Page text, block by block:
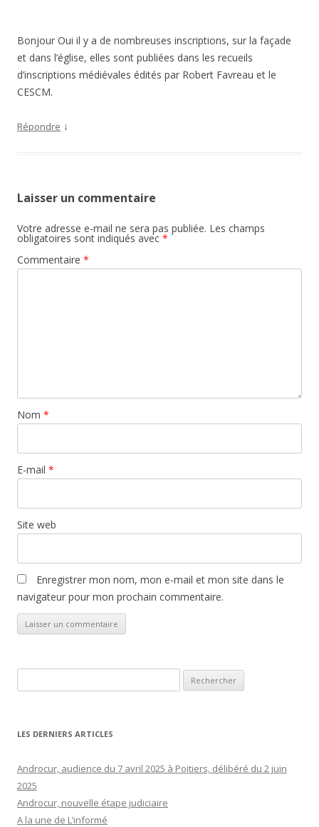
Bonjour Oui il y a de nombreuses inscriptions, sur la façade
et dans l’église, elles sont publiées dans les recueils
d’inscriptions médiévales édités par Robert Favreau et le
CESCM.
Répondre ↓
Laisser un commentaire
Votre adresse e-mail ne sera pas publiée. Les champs
obligatoires sont indiqués avec *
Commentaire *
Nom *
E-mail *
Site web
Enregistrer mon nom, mon e-mail et mon site dans le
navigateur pour mon prochain commentaire.
LES DERNIERS ARTICLES
Androcur, audience du 7 avril 2025 à Poitiers, délibéré du 2 juin
2025
Androcur, nouvelle étape judiciaire
A la une de L’informé